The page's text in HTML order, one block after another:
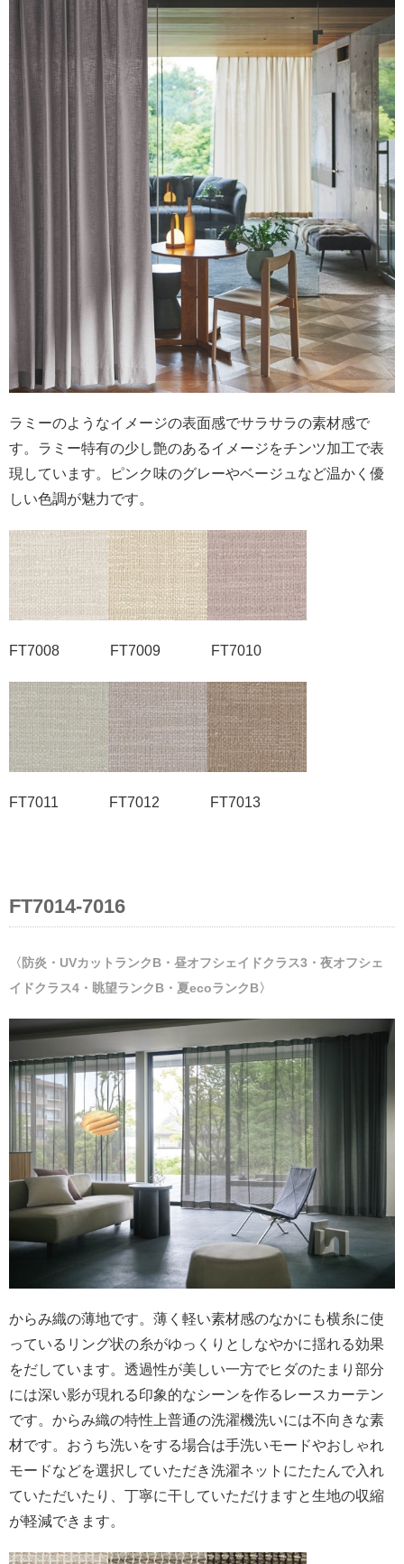
ラミーのようなイメージの表面感でサラサラの素材感で
す。ラミー特有の少し艶のあるイメージをチンツ加工で表
現しています。ピンク味のグレーやベージュなど温かく優
しい色調が魅力です。
FT7008 FT7009 FT7010
FT7011 FT7012 FT7013
FT7014-7016
〈防炎・UVカットランクB・昼オフシェイドクラス3・夜オフシェ
イドクラス4・眺望ランクB・夏ecoランクB〉
からみ織の薄地です。薄く軽い素材感のなかにも横糸に使
っているリング状の糸がゆっくりとしなやかに揺れる効果
をだしています。透過性が美しい一方でヒダのたまり部分
には深い影が現れる印象的なシーンを作るレースカーテン
です。からみ織の特性上普通の洗濯機洗いには不向きな素
材です。おうち洗いをする場合は手洗いモードやおしゃれ
モードなどを選択していただき洗濯ネットにたたんで入れ
ていただいたり、丁寧に干していただけますと生地の収縮
が軽減できます。